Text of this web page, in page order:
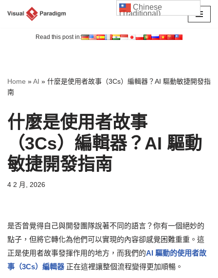
Read this post in:
Home »AI » 什麼是使用者故事（3Cs）編輯器？AI 驅動敏捷開發指
南
什麼是使用者故事
（3Cs）編輯器？AI 驅動
敏捷開發指南
4 2 月, 2026
是否曾覺得自己與開發團隊說著不同的語言？你有一個絕妙的
點子，但將它轉化為他們可以實現的內容卻感覺困難重重。這
正是使用者故事發揮作用的地方，而我們的AI 驅動的使用者故
事（3Cs）編輯器 正在這裡讓整個流程變得更加順暢。
Chinese
(Traditional)